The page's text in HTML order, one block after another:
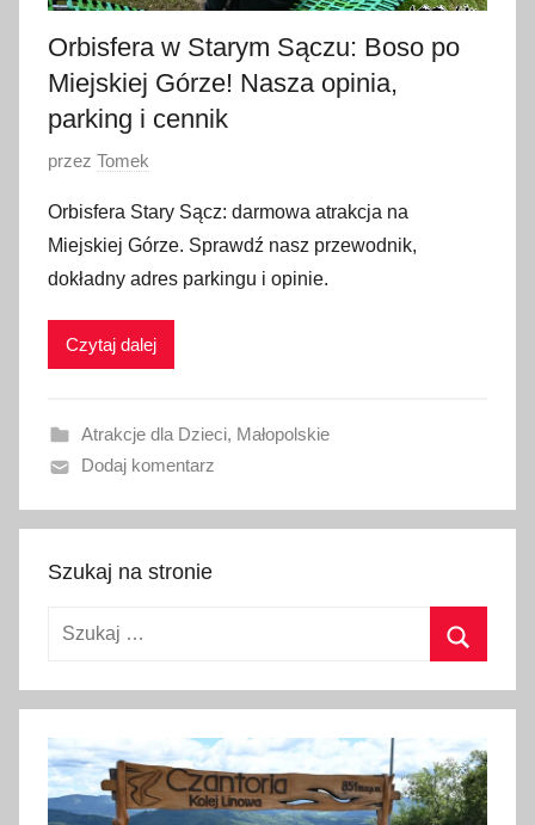
0
2
6
Orbisfera w Starym Sączu: Boso po
Miejskiej Górze! Nasza opinia,
parking i cennik
O
u
b
l
i
a
n
1
5
r
c
a
2
przez Tomek
Orbisfera Stary Sącz: darmowa atrakcja na
Miejskiej Górze. Sprawdź nasz przewodnik,
dokładny adres parkingu i opinie.
Czytaj dalej
Atrakcje dla Dzieci, Małopolskie
Dodaj komentarz
Szukaj na stronie
Szukaj: